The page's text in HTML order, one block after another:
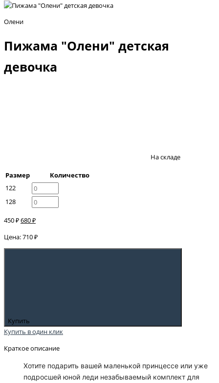
Олени
Пижама "Олени" детская
девочка
На складе
Размер
Количество
122
128
450 ₽680 ₽
Цена: 710 ₽
Купить
Купить в один клик
Краткое описание
Хотите подарить вашей маленькой принцессе или уже
подросшей юной леди незабываемый комплект для